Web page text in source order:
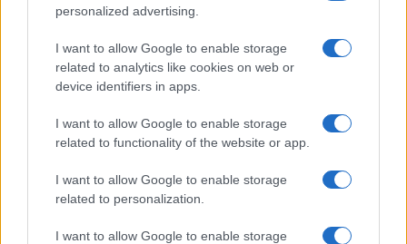
personalized advertising.
I want to allow Google to enable storage
related to analytics like cookies on web or
device identifiers in apps.
I want to allow Google to enable storage
related to functionality of the website or app.
I want to allow Google to enable storage
related to personalization.
I want to allow Google to enable storage
IL PIÙ LETTO DEL MESE